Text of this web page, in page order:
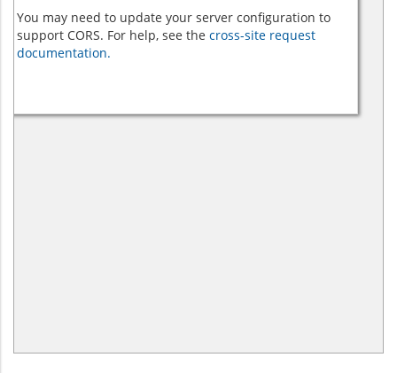
You may need to update your server configuration to
support CORS. For help, see the cross-site request
documentation.